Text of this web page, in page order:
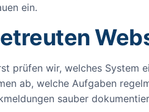
ein.
prüfen wir, welches System
ab, welche Aufgaben
sauber